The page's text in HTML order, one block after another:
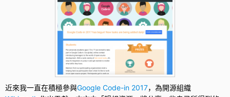
近來我一直在積極參與Google Code-in 2017，為開源組織